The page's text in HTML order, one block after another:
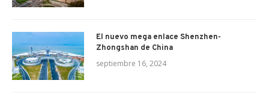
El nuevo mega enlace Shenzhen-
Zhongshan de China
septiembre 16, 2024